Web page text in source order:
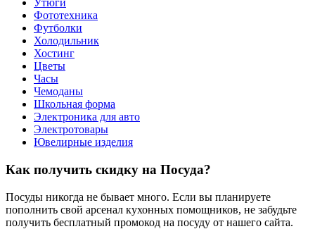
Утюги
Фототехника
Футболки
Холодильник
Хостинг
Цветы
Часы
Чемоданы
Школьная форма
Электроника для авто
Электротовары
Ювелирные изделия
Как получить скидку на Посуда?
Посуды никогда не бывает много. Если вы планируете
пополнить свой арсенал кухонных помощников, не забудьте
получить бесплатный промокод на посуду от нашего сайта.